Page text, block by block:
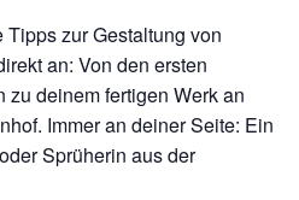
zur Gestaltung von
an: Von den ersten
deinem fertigen Werk an
Immer an deiner Seite: Ein
Sprüherin aus der